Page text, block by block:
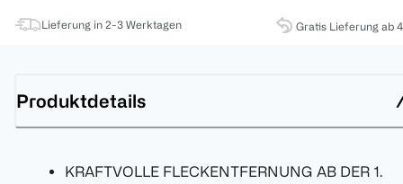
Lieferung in 2-3 Werktagen Gratis Lieferung ab
Produktdetails
KRAFTVOLLE FLECKENTFERNUNG AB DER 1.